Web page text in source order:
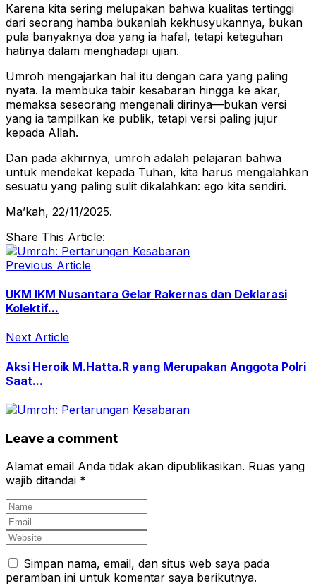
Karena kita sering melupakan bahwa kualitas tertinggi
dari seorang hamba bukanlah kekhusyukannya, bukan
pula banyaknya doa yang ia hafal, tetapi keteguhan
hatinya dalam menghadapi ujian.
Umroh mengajarkan hal itu dengan cara yang paling
nyata. Ia membuka tabir kesabaran hingga ke akar,
memaksa seseorang mengenali dirinya—bukan versi
yang ia tampilkan ke publik, tetapi versi paling jujur
kepada Allah.
Dan pada akhirnya, umroh adalah pelajaran bahwa
untuk mendekat kepada Tuhan, kita harus mengalahkan
sesuatu yang paling sulit dikalahkan: ego kita sendiri.
Ma’kah, 22/11/2025.
Share This Article:
Previous Article
UKM IKM Nusantara Gelar Rakernas dan Deklarasi
Kolektif...
Next Article
Aksi Heroik M.Hatta.R yang Merupakan Anggota Polri
Saat...
Leave a comment
Alamat email Anda tidak akan dipublikasikan. Ruas yang
wajib ditandai *
Simpan nama, email, dan situs web saya pada
peramban ini untuk komentar saya berikutnya.